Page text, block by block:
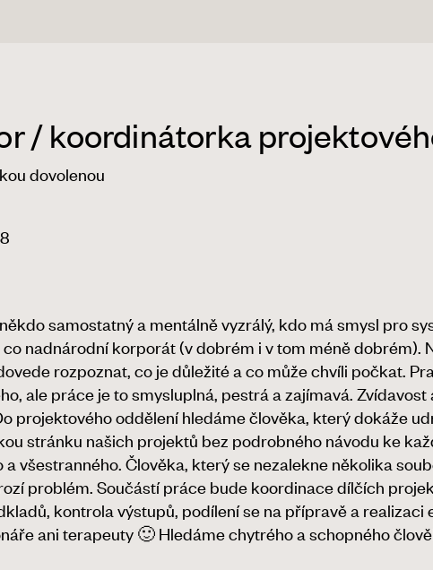
/ koordinátorka
dovolenou
samostatný a mentálně vyzrálý, kdo má smysl pro
nadnárodní korporát (v dobrém i v tom méně dobrém).
rozpoznat, co je důležité a co může chvíli počkat.
ale práce je to smysluplná, pestrá a zajímavá.
projektového oddělení hledáme člověka, který dokáže
stránku našich projektů bez podrobného návodu ke
všestranného. Člověka, který se nezalekne několika
problém. Součástí práce bude koordinace dílčích
kontrola výstupů, podílení se na přípravě a realizaci
ani terapeuty 🙂 Hledáme chytrého a schopného